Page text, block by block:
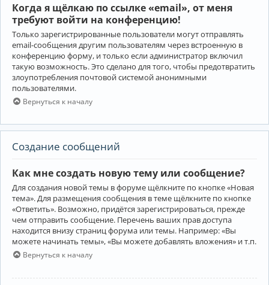
Когда я щёлкаю по ссылке «email», от меня
требуют войти на конференцию!
Только зарегистрированные пользователи могут отправлять
email-сообщения другим пользователям через встроенную в
конференцию форму, и только если администратор включил
такую возможность. Это сделано для того, чтобы предотвратить
злоупотребления почтовой системой анонимными
пользователями.
Вернуться к началу
Создание сообщений
Как мне создать новую тему или сообщение?
Для создания новой темы в форуме щёлкните по кнопке «Новая
тема». Для размещения сообщения в теме щёлкните по кнопке
«Ответить». Возможно, придётся зарегистрироваться, прежде
чем отправить сообщение. Перечень ваших прав доступа
находится внизу страниц форума или темы. Например: «Вы
можете начинать темы», «Вы можете добавлять вложения» и т.п.
Вернуться к началу